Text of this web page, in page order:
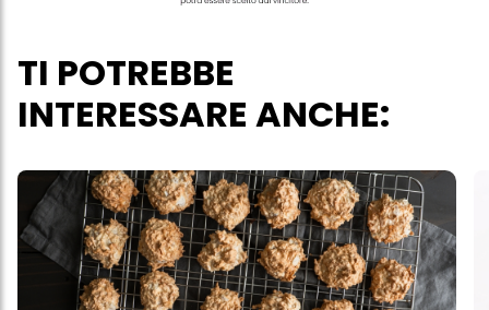
TI POTREBBE
INTERESSARE ANCHE: